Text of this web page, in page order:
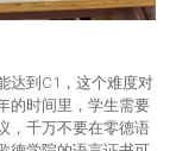
达到C1，这个难度对
的时间里，学生需要
，千万不要在零德语